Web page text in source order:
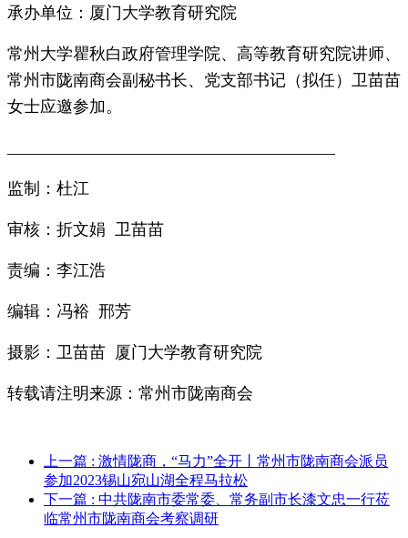
承办单位：厦门大学教育研究院
常州大学瞿秋白政府管理学院、高等教育研究院讲师、
常州市陇南商会副秘书长、党支部书记（拟任）卫苗苗
女士应邀参加。
监制：杜江
审核：折文娟 卫苗苗
责编：李江浩
编辑：冯裕 邢芳
摄影：卫苗苗 厦门大学教育研究院
转载请注明来源：常州市陇南商会
上一篇 : 激情陇商，“马力”全开丨常州市陇南商会派员
参加2023锡山宛山湖全程马拉松
下一篇 : 中共陇南市委常委、常务副市长漆文忠一行莅
临常州市陇南商会考察调研